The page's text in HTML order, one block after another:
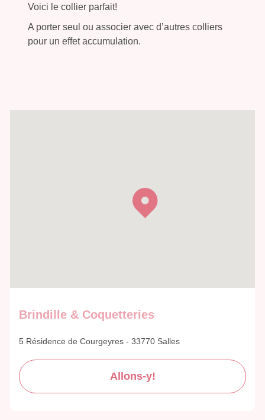
Voici le collier parfait!
A porter seul ou associer avec d’autres colliers
pour un effet accumulation.
Brindille & Coquetteries
5 Résidence de Courgeyres - 33770 Salles
Allons-y!